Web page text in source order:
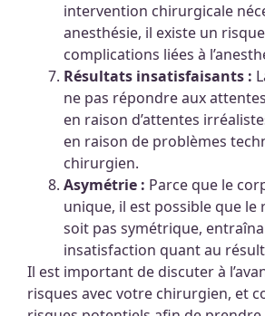
intervention chirurgicale
anesthésie, il existe un
complications liées à
Résultats insatisfaisants :
ne pas répondre aux
en raison d’attentes
en raison de problèmes
chirurgien.
Asymétrie : Parce que le
unique, il est possible que le
soit pas symétrique,
insatisfaction quant au
Il est important de discuter à
risques avec votre chirurgien, et